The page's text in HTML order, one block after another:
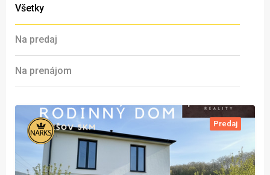
Všetky
Na predaj
Na prenájom
Predaj